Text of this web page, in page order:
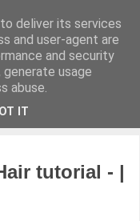
tutorial - |
deliver its services
and user-agent are
and security
usage
abuse.
IT